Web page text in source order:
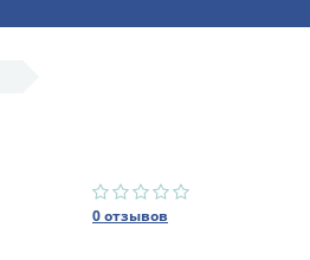
0 отзывов